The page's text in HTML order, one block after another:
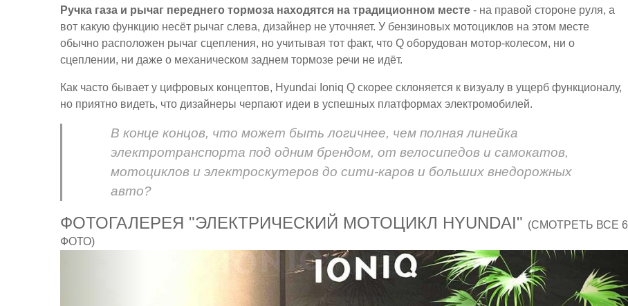
Ручка газа и рычаг переднего тормоза находятся на традиционном месте - на правой стороне руля, а
вот какую функцию несёт рычаг слева, дизайнер не уточняет. У бензиновых мотоциклов на этом месте
обычно расположен рычаг сцепления, но учитывая тот факт, что Q оборудован мотор-колесом, ни о
сцеплении, ни даже о механическом заднем тормозе речи не идёт.
Как часто бывает у цифровых концептов, Hyundai Ioniq Q скорее склоняется к визуалу в ущерб функционалу,
но приятно видеть, что дизайнеры черпают идеи в успешных платформах электромобилей.
В конце концов, что может быть логичнее, чем полная линейка
электротранспорта под одним брендом, от велосипедов и самокатов,
мотоциклов и электроскутеров до сити-каров и больших внедорожных
авто?
ФОТОГАЛЕРЕЯ "ЭЛЕКТРИЧЕСКИЙ МОТОЦИКЛ HYUNDAI" (СМОТРЕТЬ ВСЕ 6
ФОТО)